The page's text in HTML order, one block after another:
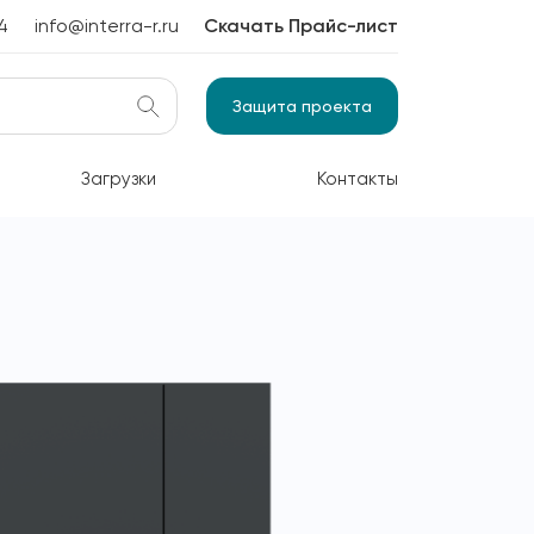
info@interra-r.ru Скачать Прайс-лист
Защита проекта
Загрузки Контакты